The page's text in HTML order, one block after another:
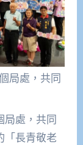
局處，共同
局處，共同
「長青敬老